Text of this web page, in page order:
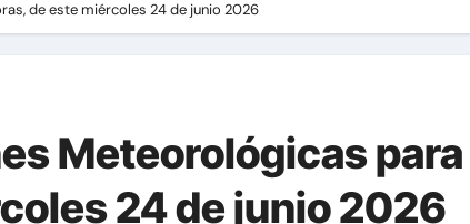
de este miércoles 24 de junio 2026
Meteorológicas
24 de junio 2026